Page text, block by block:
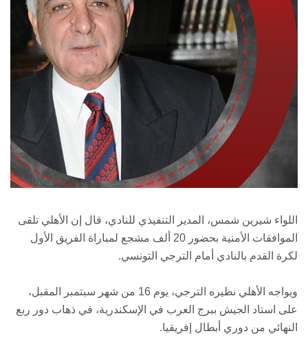
اللواء شيرين شمس، المدير التنفيذي للنادي، قال إن الأهلي تلقى
الموافقات الأمنية بحضور 20 ألف مشجع لمباراة الفريق الأول
لكرة القدم بالنادي أمام الترجي التونسي.
ويواجه الأهلي نظيره الترجي، يوم 16 من شهر سبتمبر المقبل،
على استاد الجيش ببرج العرب في الإسكندرية، في ذهاب دور ربع
النهائي من دوري أبطال إفريقيا.